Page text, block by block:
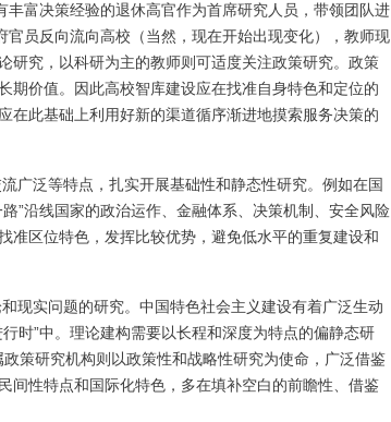
富决策经验的退休高官作为首席研究人员，带领团队进
员反向流向高校（当然，现在开始出现变化），教师现
研究，以科研为主的教师则可适度关注政策研究。政策
期价值。因此高校智库建设应在找准自身特色和定位的
在此基础上利用好新的渠道循序渐进地摸索服务决策的
广泛等特点，扎实开展基础性和静态性研究。例如在国
”沿线国家的政治运作、金融体系、决策机制、安全风险
准区位特色，发挥比较优势，避免低水平的重复建设和
现实问题的研究。中国特色社会主义建设有着广泛生动
时”中。理论建构需要以长程和深度为特点的偏静态研
策研究机构则以政策性和战略性研究为使命，广泛借鉴
间性特点和国际化特色，多在填补空白的前瞻性、借鉴